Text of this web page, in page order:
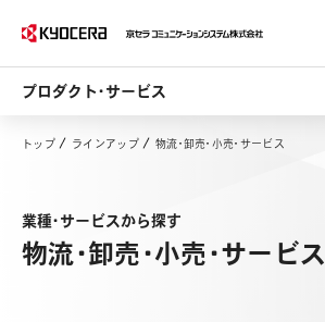
プロダクト・サービス
トップ ラインアップ 物流・卸売・小売・サービス
業種・サービスから探す
物流・卸売・小売・サービス